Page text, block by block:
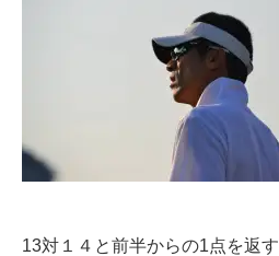
13対１４と前半からの1点を返